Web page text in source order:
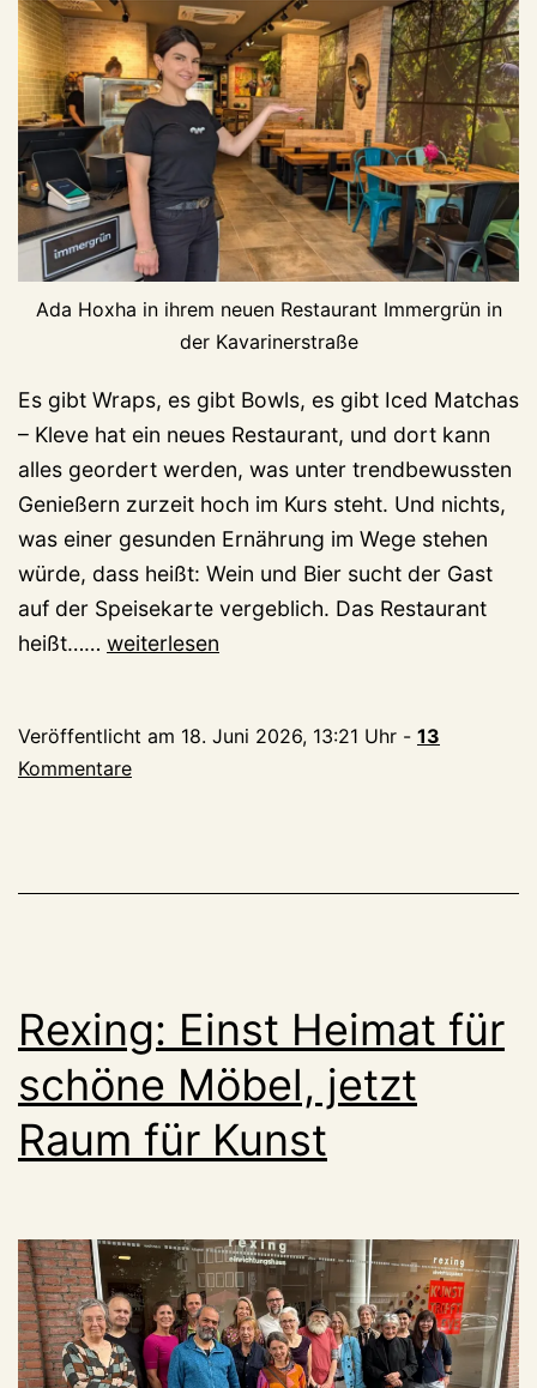
Ada Hoxha in ihrem neuen Restaurant Immergrün in
der Kavarinerstraße
Es gibt Wraps, es gibt Bowls, es gibt Iced Matchas
– Kleve hat ein neues Restaurant, und dort kann
alles geordert werden, was unter trendbewussten
Genießern zurzeit hoch im Kurs steht. Und nichts,
was einer gesunden Ernährung im Wege stehen
würde, dass heißt: Wein und Bier sucht der Gast
auf der Speisekarte vergeblich. Das Restaurant
heißt…… Wraps
bei
Immergrün
der
Kavarinerstraße
weiterlesen
Veröffentlicht am 18. Juni 2026, 13:21 Uhr - 13
Kommentare
Rexing: Einst Heimat für
schöne Möbel, jetzt
Raum für Kunst